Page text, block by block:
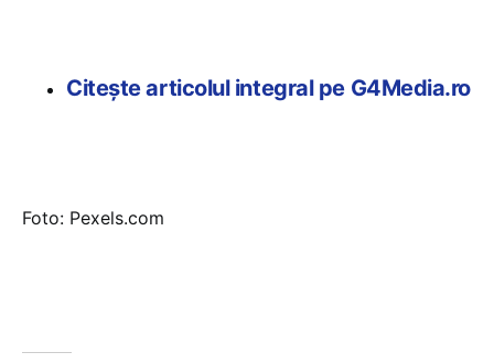
Citește articolul integral pe G4Media.ro
Foto: Pexels.com